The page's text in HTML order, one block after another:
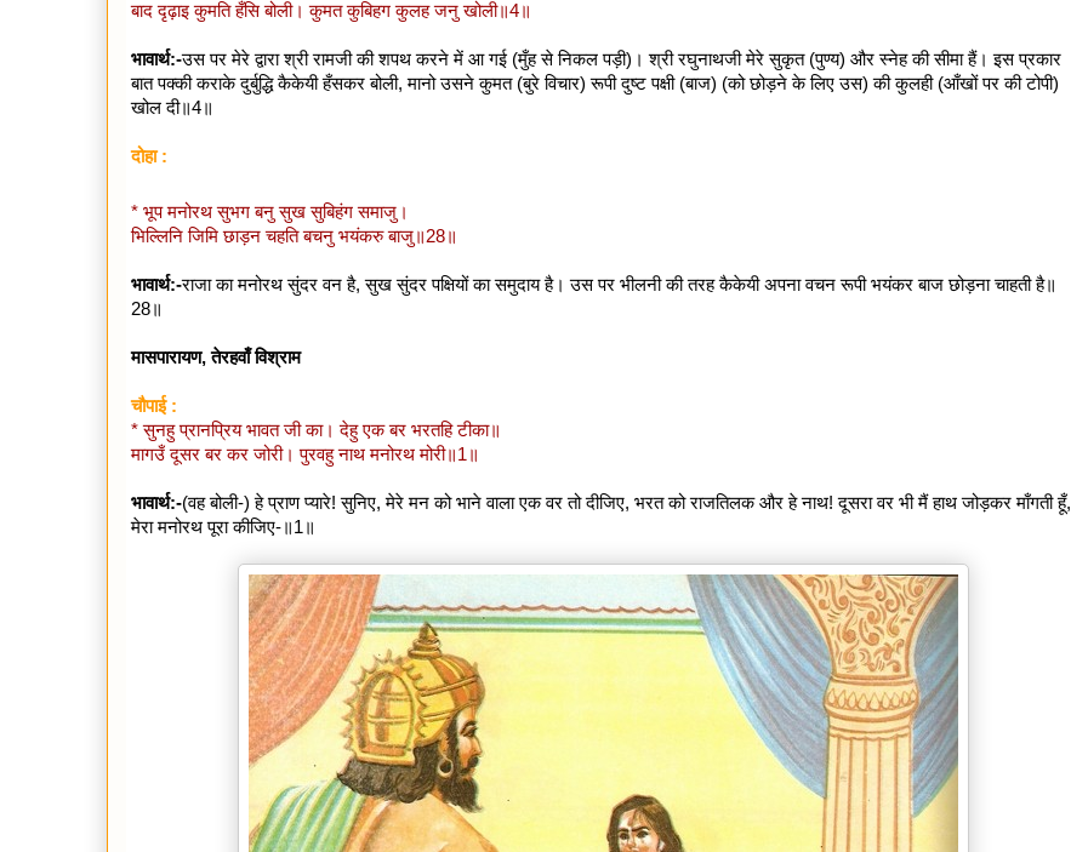
बाद दृढ़ाइ कुमति हँसि बोली। कुमत कुबिहग कुलह जनु खोली॥4॥
भावार्थ:-उस पर मेरे द्वारा श्री रामजी की शपथ करने में आ गई (मुँह से निकल पड़ी)। श्री रघुनाथजी मेरे सुकृत (पुण्य) और स्नेह की सीमा हैं। इस प्रकार
बात पक्की कराके दुर्बुद्धि कैकेयी हँसकर बोली, मानो उसने कुमत (बुरे विचार) रूपी दुष्ट पक्षी (बाज) (को छोड़ने के लिए उस) की कुलही (आँखों पर की टोपी)
खोल दी॥4॥
दोहा :
* भूप मनोरथ सुभग बनु सुख सुबिहंग समाजु।
भिल्लिनि जिमि छाड़न चहति बचनु भयंकरु बाजु॥28॥
भावार्थ:-राजा का मनोरथ सुंदर वन है, सुख सुंदर पक्षियों का समुदाय है। उस पर भीलनी की तरह कैकेयी अपना वचन रूपी भयंकर बाज छोड़ना चाहती है॥
28॥
मासपारायण, तेरहवाँ विश्राम
चौपाई :
* सुनहु प्रानप्रिय भावत जी का। देहु एक बर भरतहि टीका॥
मागउँ दूसर बर कर जोरी। पुरवहु नाथ मनोरथ मोरी॥1॥
भावार्थ:-(वह बोली-) हे प्राण प्यारे! सुनिए, मेरे मन को भाने वाला एक वर तो दीजिए, भरत को राजतिलक और हे नाथ! दूसरा वर भी मैं हाथ जोड़कर माँगती हूँ,
मेरा मनोरथ पूरा कीजिए-॥1॥